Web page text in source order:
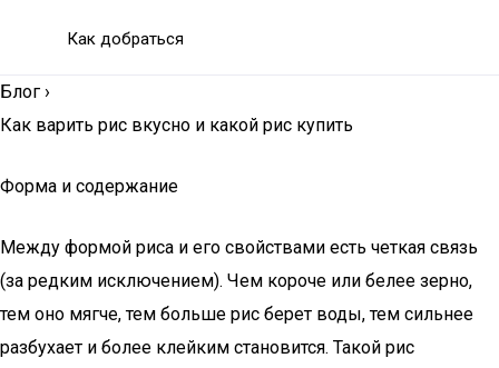
Как добраться
Блог ›
Как варить рис вкусно и какой рис купить
Форма и содержание
Между формой риса и его свойствами есть четкая связь
(за редким исключением). Чем короче или белее зерно,
тем оно мягче, тем больше рис берет воды, тем сильнее
разбухает и более клейким становится. Такой рис